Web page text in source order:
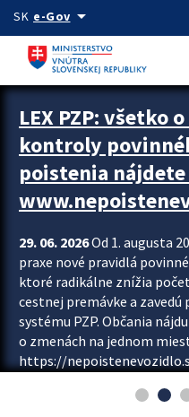
Preskocit na hlavný obsah
SK e-Govarrow_drop_down
Zastavit automatický posun
LEX PZP: všetko
kontroly
poistenia nájdete
29. 06. 2026Od 1. augusta
praxe nové pravidlá
ktoré radikálne znížia
cestnej premávke a
systému PZP. Občania
o zmenách na jednom
https://
asociácie poisťovní